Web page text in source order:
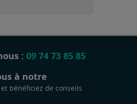
: 09 74 73 85 85
à notre
et bénéficiez de conseils